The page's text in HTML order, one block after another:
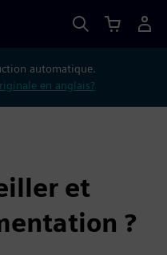
automatique.
en anglais?
et
?